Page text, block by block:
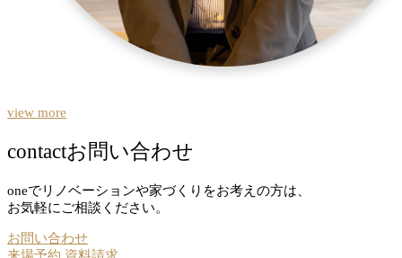
view more
contactお問い合わせ
oneでリノベーションや家づくりをお考えの方は、
お気軽にご相談ください。
お問い合わせ
来場予約 資料請求